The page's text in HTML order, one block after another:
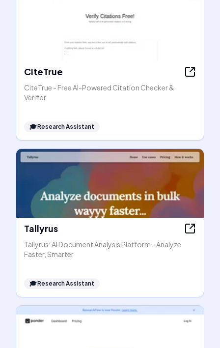
CiteTrue
CiteTrue - Free AI-Powered Citation Checker &
Verifier
🎓Research Assistant
Tallyrus
Tallyrus: AI Document Analysis Platform - Analyze
Faster, Smarter
🎓Research Assistant